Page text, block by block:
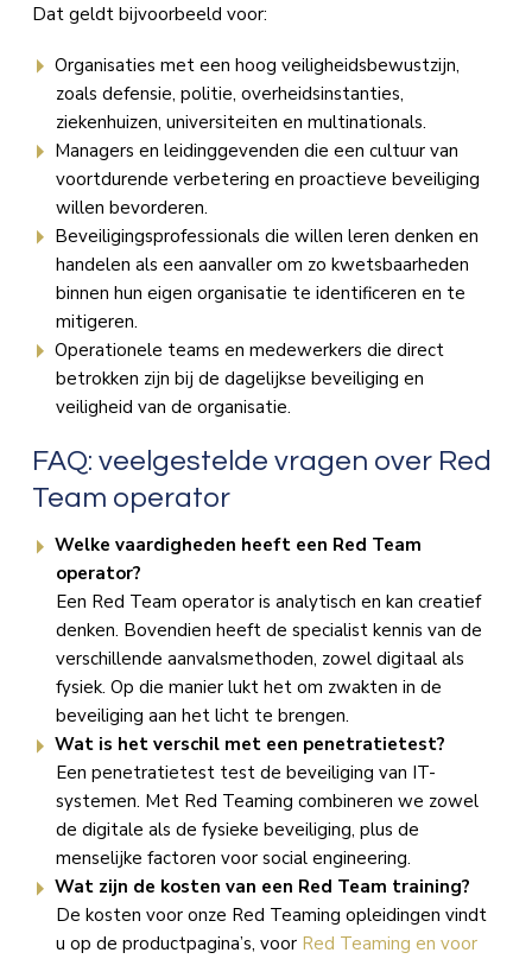
Dat geldt bijvoorbeeld voor:
Organisaties met een hoog veiligheidsbewustzijn,
zoals defensie, politie, overheidsinstanties,
ziekenhuizen, universiteiten en multinationals.
Managers en leidinggevenden die een cultuur van
voortdurende verbetering en proactieve beveiliging
willen bevorderen.
Beveiligingsprofessionals die willen leren denken en
handelen als een aanvaller om zo kwetsbaarheden
binnen hun eigen organisatie te identificeren en te
mitigeren.
Operationele teams en medewerkers die direct
betrokken zijn bij de dagelijkse beveiliging en
veiligheid van de organisatie.
FAQ: veelgestelde vragen over Red
Team operator
Welke vaardigheden heeft een Red Team
operator?
Een Red Team operator is analytisch en kan creatief
denken. Bovendien heeft de specialist kennis van de
verschillende aanvalsmethoden, zowel digitaal als
fysiek. Op die manier lukt het om zwakten in de
beveiliging aan het licht te brengen.
Wat is het verschil met een penetratietest?
Een penetratietest test de beveiliging van IT-
systemen. Met Red Teaming combineren we zowel
de digitale als de fysieke beveiliging, plus de
menselijke factoren voor social engineering.
Wat zijn de kosten van een Red Team training?
De kosten voor onze Red Teaming opleidingen vindt
u op de productpagina’s, voor Red Teaming en voor